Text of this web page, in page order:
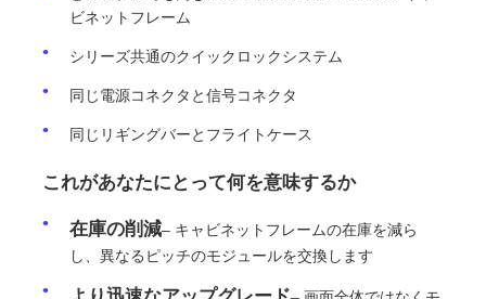
SMD LEDスクリーン
屋外用LEDディスプレイボード
ビネットフレーム
シリーズ共通のクイックロックシステム
同じ電源コネクタと信号コネクタ
同じリギングバーとフライトケース
これがあなたにとって何を意味するか
在庫の削減– キャビネットフレームの在庫を減ら
し、異なるピッチのモジュールを交換します